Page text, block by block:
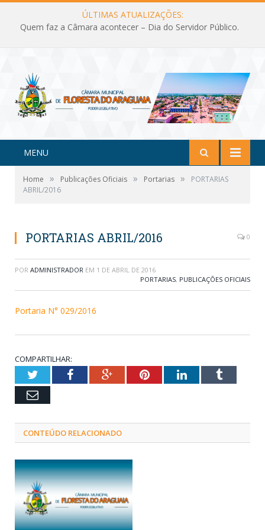
ÚLTIMAS ATUALIZAÇÕES:
Quem faz a Câmara acontecer – Dia do Servidor Público.
MENU
Home » Publicações Oficiais » Portarias »
PORTARIAS
ABRIL/2016
PORTARIAS ABRIL/2016 0
POR ADMINISTRADOR EM 1 DE ABRIL DE 2016
PORTARIAS, PUBLICAÇÕES OFICIAIS
Portaria N° 029/2016
COMPARTILHAR:
TwitterFacebookGoogle+PinterestLinkedInTumblr
Email
CONTEÚDO RELACIONADO